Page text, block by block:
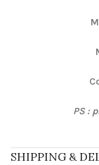
PS :
SHIPPING &